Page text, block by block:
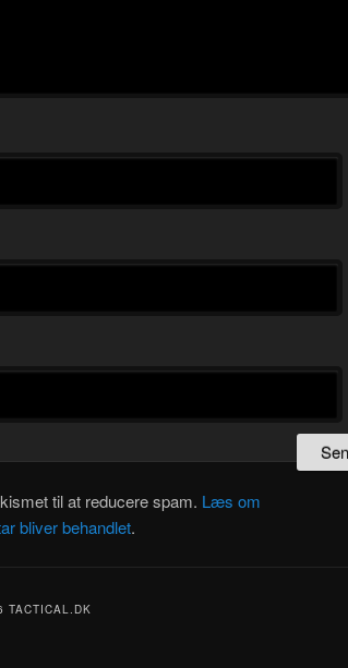
til at reducere spam. Læs om
bliver behandlet.
TACTICAL.DK